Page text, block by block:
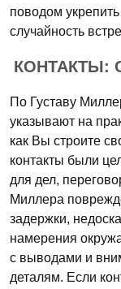
поводом
случайность
КОНТАКТЫ:
По Густаву
указывают на
как Вы строите
контакты были
для дел,
Миллера
задержки,
намерения
с выводами и
деталям. Если